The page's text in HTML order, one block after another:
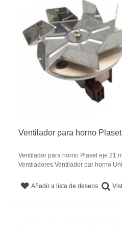
Ventilador para horno
Ventilador para horno Plaset eje 21
Ventiladores.Ventilador par horno
Añadir a lista de deseos